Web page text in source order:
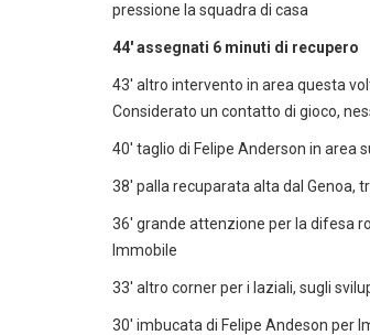
pressione la squadra di casa
44' assegnati 6 minuti di recupero
43' altro intervento in area questa
Considerato un contatto di gioco,
40' taglio di Felipe Anderson in area
38' palla recuparata alta dal Genoa,
36' grande attenzione per la difesa
Immobile
33' altro corner per i laziali, sugli
30' imbucata di Felipe Andeson per